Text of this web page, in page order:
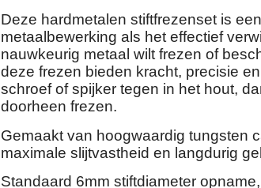
Deze hardmetalen stiftfrezenset is
metaalbewerking als het effectief
nauwkeurig metaal wilt frezen of
deze frezen bieden kracht, precisie
schroef of spijker tegen in het hout,
doorheen frezen.
Gemaakt van hoogwaardig tungsten
maximale slijtvastheid en langdurig
Standaard 6mm stiftdiameter